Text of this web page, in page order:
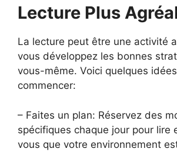
Lecture Plus
La lecture peut être une activité
vous développez les bonnes
vous-même. Voici quelques
commencer:
– Faites un plan: Réservez des
spécifiques chaque jour pour lire
vous que votre environnement